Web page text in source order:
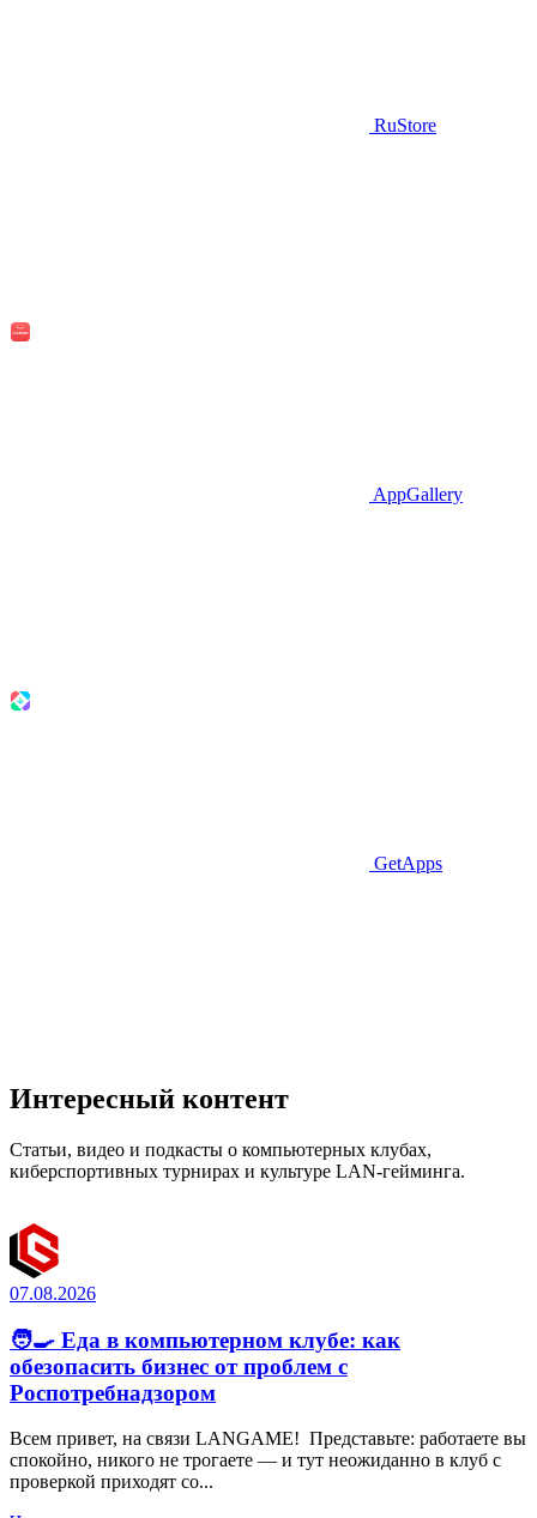
RuStore
AppGallery
GetApps
Интересный контент
Статьи, видео и подкасты о компьютерных клубах,
киберспортивных турнирах и культуре LAN-гейминга.
07.08.2026
🧑‍🍳 Еда в компьютерном клубе: как
обезопасить бизнес от проблем с
Роспотребнадзором
Всем привет, на связи LANGAME! Представьте: работаете вы
спокойно, никого не трогаете — и тут неожиданно в клуб с
проверкой приходят со...